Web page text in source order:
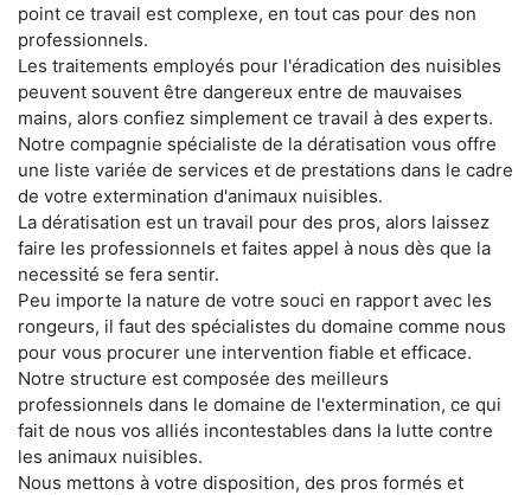
point ce travail est complexe, en tout cas pour des non
professionnels.
Les traitements employés pour l'éradication des nuisibles
peuvent souvent être dangereux entre de mauvaises
mains, alors confiez simplement ce travail à des experts.
Notre compagnie spécialiste de la dératisation vous offre
une liste variée de services et de prestations dans le cadre
de votre extermination d'animaux nuisibles.
La dératisation est un travail pour des pros, alors laissez
faire les professionnels et faites appel à nous dès que la
necessité se fera sentir.
Peu importe la nature de votre souci en rapport avec les
rongeurs, il faut des spécialistes du domaine comme nous
pour vous procurer une intervention fiable et efficace.
Notre structure est composée des meilleurs
professionnels dans le domaine de l'extermination, ce qui
fait de nous vos alliés incontestables dans la lutte contre
les animaux nuisibles.
Nous mettons à votre disposition, des pros formés et